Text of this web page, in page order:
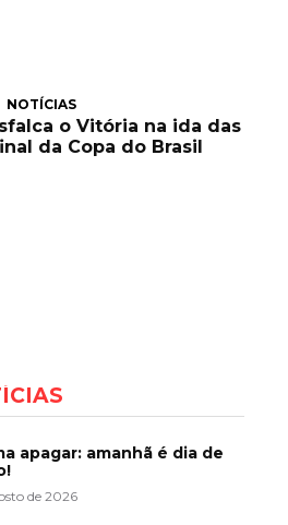
NOTÍCIAS
o Vitória na ida das
da Copa do Brasil
apagar: amanhã é dia de
de 2026